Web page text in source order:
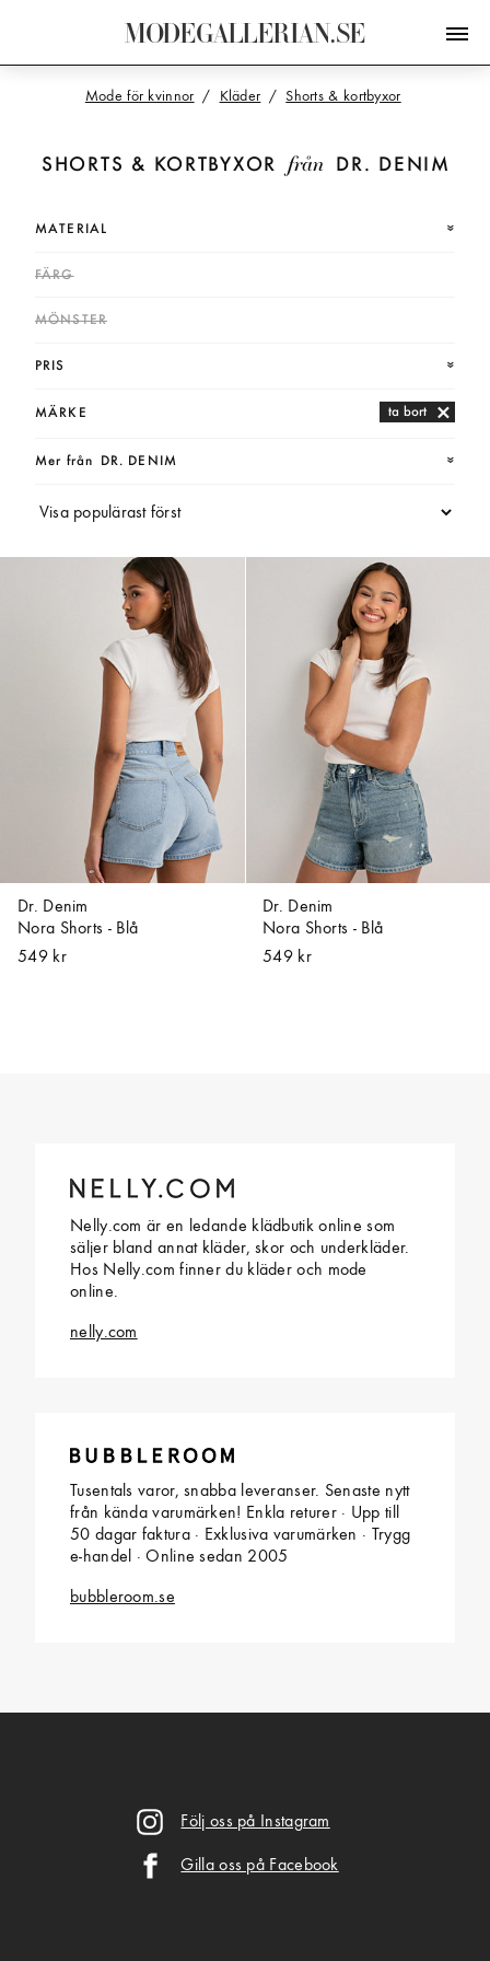
MODEGALLERIAN.SE
SHORTS & KORTBYXOR från DR. DENIM
Mode för kvinnor Kläder Shorts & kortbyxor
MATERIAL
FÄRG
MÖNSTER
PRIS
MÄRKE ta bort
Mer från DR. DENIM
Dr. Denim
Nora Shorts - Blå
549 kr
Dr. Denim
Nora Shorts - Blå
549 kr
Nelly.com är en ledande klädbutik online som
säljer bland annat kläder, skor och underkläder.
Hos Nelly.com finner du kläder och mode
online.
nelly.com
Tusentals varor, snabba leveranser. Senaste nytt
från kända varumärken! Enkla returer · Upp till
50 dagar faktura · Exklusiva varumärken · Trygg
e-handel · Online sedan 2005
bubbleroom.se
Följ oss på Instagram
Gilla oss på Facebook